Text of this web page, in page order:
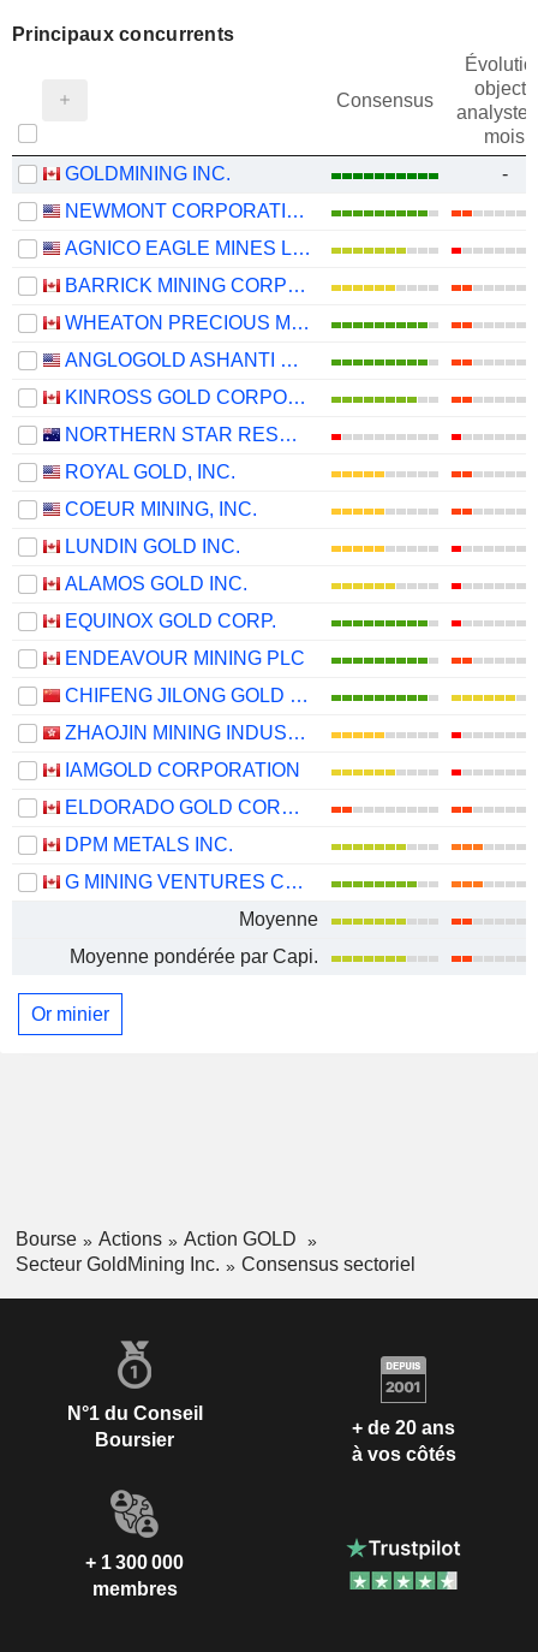
Principaux concurrents
Consensus
objectif
mois
GOLDMINING INC.
-
NEWMONT CORPORATION
AGNICO EAGLE MINES LIMITED
BARRICK MINING CORPORATION
WHEATON PRECIOUS METALS CORP.
ANGLOGOLD ASHANTI PLC
KINROSS GOLD CORPORATION
NORTHERN STAR RESOURCES LIMITED
ROYAL GOLD, INC.
COEUR MINING, INC.
LUNDIN GOLD INC.
ALAMOS GOLD INC.
EQUINOX GOLD CORP.
ENDEAVOUR MINING PLC
CHIFENG JILONG GOLD MINING GROUP LIMITED
ZHAOJIN MINING INDUSTRY COMPANY LIMITED
IAMGOLD CORPORATION
ELDORADO GOLD CORPORATION
DPM METALS INC.
G MINING VENTURES CORP.
Moyenne
Moyenne pondérée par Capi.
Or minier
Bourse Actions
Action GOLD
Secteur GoldMining Inc.
Consensus sectoriel
N°1 du Conseil
Boursier
+ de 20 ans
à vos côtés
+ 1 300 000
membres